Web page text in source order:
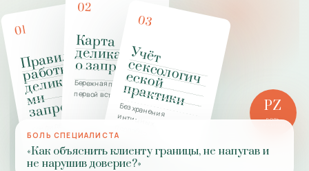
01
П
рав
и
ла
работ
ы с
де
л
икат
н
ы
м
и
за
п
роса
м
и
Конфиденциальность,
границы,
добровольность
02
Карта
деликатног
о запроса
Бережная подготовка к
первой встрече
03
У
ч
ё
т
с
е
к
с
о
л
о
ги
ч
е
с
к
о
й
п
р
а
к
т
и
к
и
Без хранения интимных
подробностей
PZ
РОЛЬ
БОЛЬ СПЕЦИАЛИСТА
«Как объяснить клиенту границы, не напугав и
не нарушив доверие?»